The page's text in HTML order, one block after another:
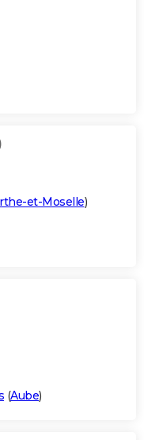
et-Moselle)
(Aube)